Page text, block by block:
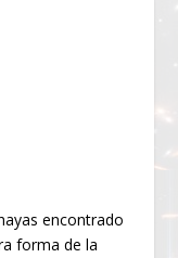
encontrado
forma de la